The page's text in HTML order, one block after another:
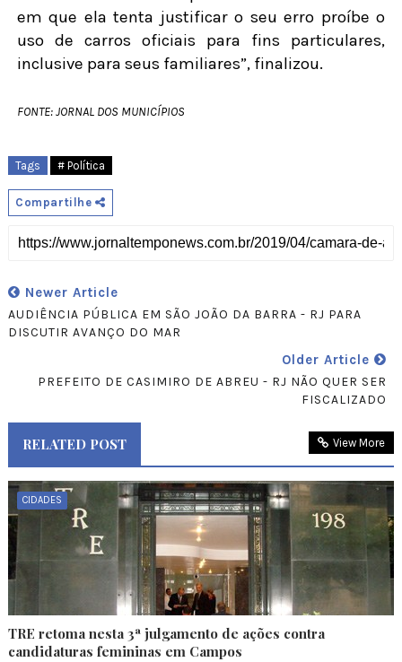
em que ela tenta justificar o seu erro proíbe o
uso de carros oficiais para fins particulares,
inclusive para seus familiares”, finalizou.
FONTE: JORNAL DOS MUNICÍPIOS
Tags # Política
Compartilhe
Newer Article
AUDIÊNCIA PÚBLICA EM SÃO JOÃO DA BARRA - RJ PARA
DISCUTIR AVANÇO DO MAR
Older Article
PREFEITO DE CASIMIRO DE ABREU - RJ NÃO QUER SER
FISCALIZADO
RELATED POST View More
CIDADES
TRE retoma nesta 3ª julgamento de ações contra
candidaturas femininas em Campos